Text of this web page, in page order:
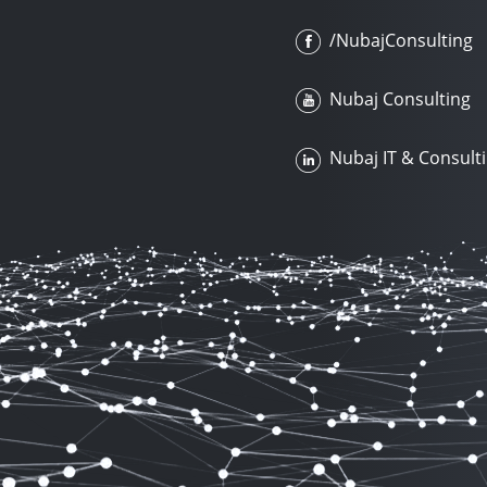
/NubajConsulting
Nubaj Consulting
Nubaj IT &